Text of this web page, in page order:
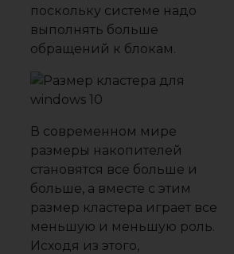
поскольку системе надо
выполнять больше
обращений к блокам.
В современном мире
размеры накопителей
становятся все больше и
больше, а вместе с этим
размер кластера играет все
меньшую и меньшую роль.
Исходя из этого,